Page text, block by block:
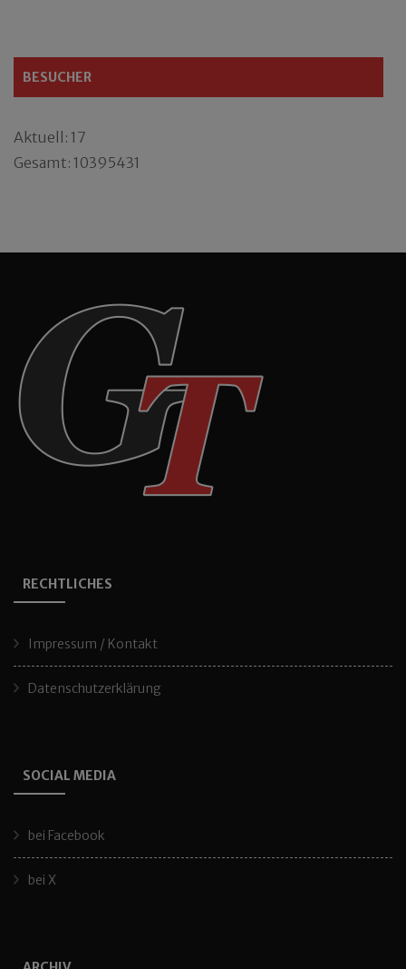
BESUCHER
Aktuell: 17
Gesamt: 10395431
RECHTLICHES
Impressum / Kontakt
Datenschutzerklärung
SOCIAL MEDIA
bei Facebook
bei X